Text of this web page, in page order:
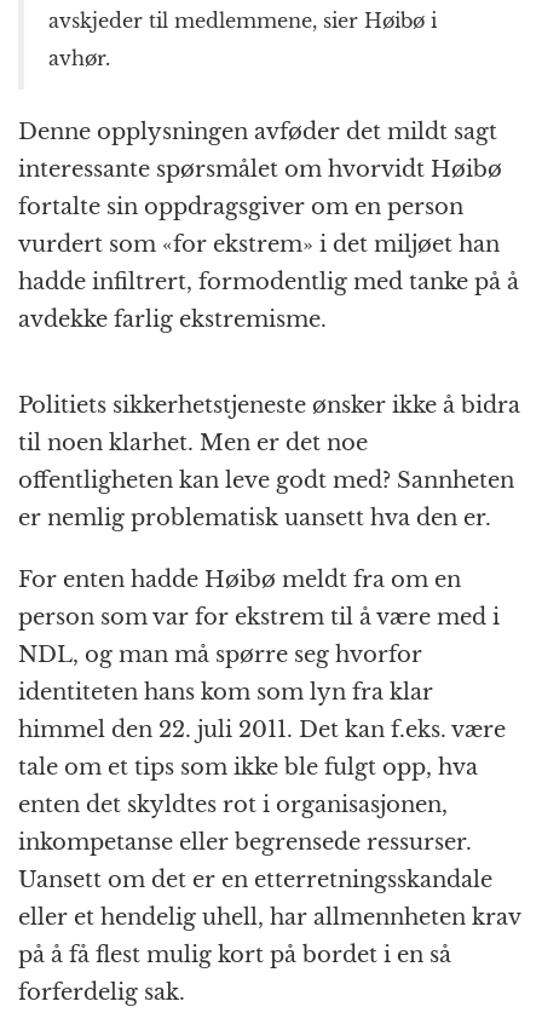
avskjeder til medlemmene, sier Høibø i
avhør.
Denne opplysningen avføder det mildt sagt
interessante spørsmålet om hvorvidt Høibø
fortalte sin oppdragsgiver om en person
vurdert som «for ekstrem» i det miljøet han
hadde infiltrert, formodentlig med tanke på å
avdekke farlig ekstremisme.
Politiets sikkerhetstjeneste ønsker ikke å bidra
til noen klarhet. Men er det noe
offentligheten kan leve godt med? Sannheten
er nemlig problematisk uansett hva den er.
For enten hadde Høibø meldt fra om en
person som var for ekstrem til å være med i
NDL, og man må spørre seg hvorfor
identiteten hans kom som lyn fra klar
himmel den 22. juli 2011. Det kan f.eks. være
tale om et tips som ikke ble fulgt opp, hva
enten det skyldtes rot i organisasjonen,
inkompetanse eller begrensede ressurser.
Uansett om det er en etterretningsskandale
eller et hendelig uhell, har allmennheten krav
på å få flest mulig kort på bordet i en så
forferdelig sak.